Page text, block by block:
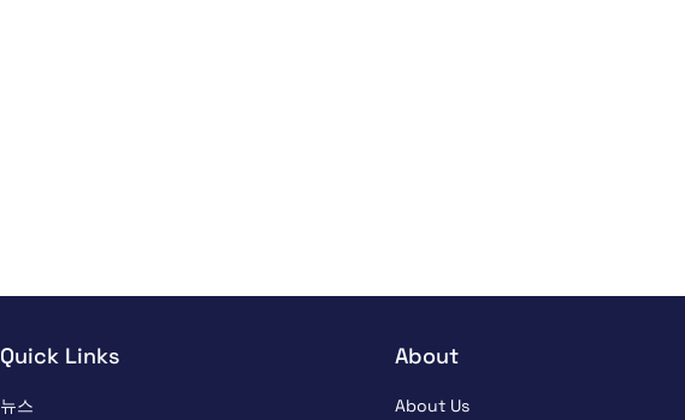
Quick Links
뉴스
About
About Us